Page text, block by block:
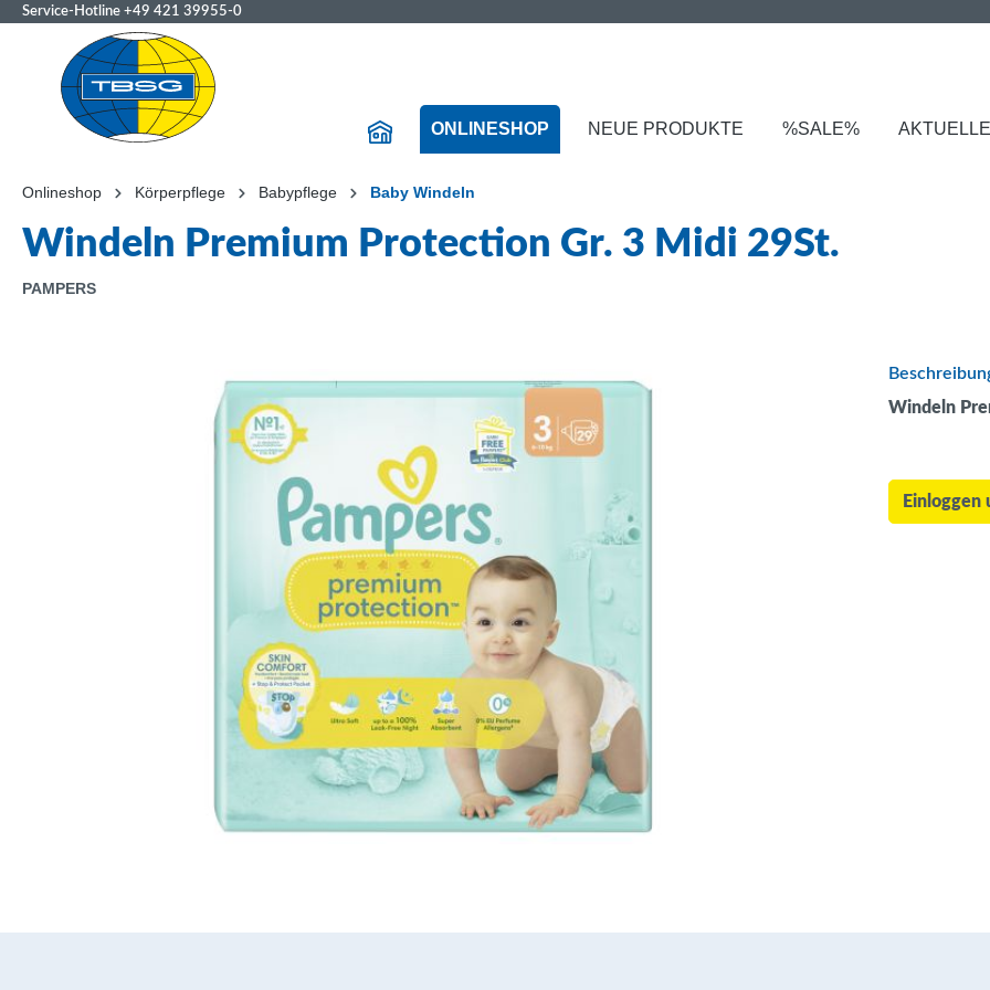
Service-Hotline +49 421 39955-0
ONLINESHOP NEUE PRODUKTE %SALE%
Onlineshop Körperpflege Babypflege Baby Windeln
Windeln Premium Protection Gr. 3 Midi 29St.
PAMPERS
Windeln
Einloggen